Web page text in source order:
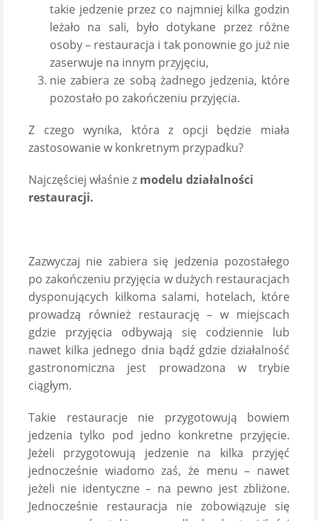
takie jedzenie przez co najmniej kilka godzin
leżało na sali, było dotykane przez różne
osoby – restauracja i tak ponownie go już nie
zaserwuje na innym przyjęciu,
nie zabiera ze sobą żadnego jedzenia, które
pozostało po zakończeniu przyjęcia.
Z czego wynika, która z opcji będzie miała
zastosowanie w konkretnym przypadku?
Najczęściej właśnie z modelu działalności
restauracji.
Zazwyczaj nie zabiera się jedzenia pozostałego
po zakończeniu przyjęcia w dużych restauracjach
dysponujących kilkoma salami, hotelach, które
prowadzą również restaurację – w miejscach
gdzie przyjęcia odbywają się codziennie lub
nawet kilka jednego dnia bądź gdzie działalność
gastronomiczna jest prowadzona w trybie
ciągłym.
Takie restauracje nie przygotowują bowiem
jedzenia tylko pod jedno konkretne przyjęcie.
Jeżeli przygotowują jedzenie na kilka przyjęć
jednocześnie wiadomo zaś, że menu – nawet
jeżeli nie identyczne – na pewno jest zbliżone.
Jednocześnie restauracja nie zobowiązuje się